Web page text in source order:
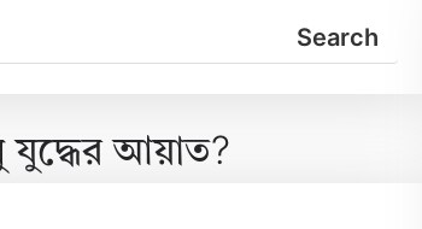
যুদ্ধের আয়াত?